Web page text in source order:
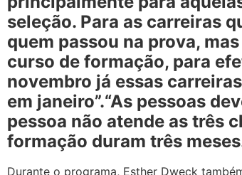
seleção. Para as carreiras
quem passou na prova,
curso de formação, para
novembro já essas
em janeiro”.“As pessoas
pessoa não atende as três
formação duram três
Durante o programa, Esther Dweck